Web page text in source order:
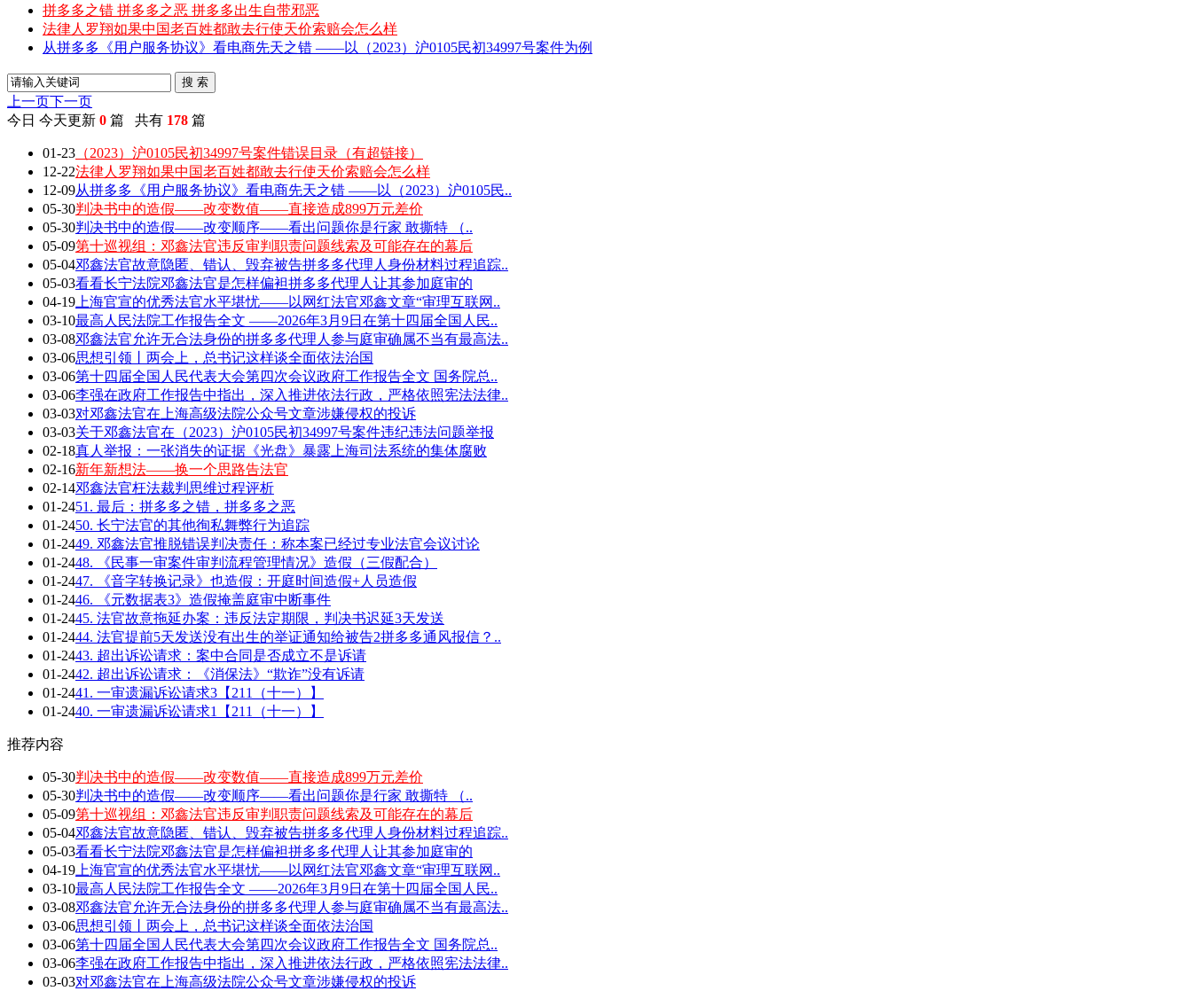
拼多多之错 拼多多之恶 拼多多出生自带邪恶
法律人罗翔如果中国老百姓都敢去行使天价索赔会怎么样
从拼多多《用户服务协议》看电商先天之错 ——以（2023）沪0105民初34997号案件为例
搜 索
上一页下一页
今日 今天更新 0 篇 共有 178 篇
01-23 （2023）沪0105民初34997号案件错误目录（有超链接）
12-22法律人罗翔如果中国老百姓都敢去行使天价索赔会怎么样
12-09从拼多多《用户服务协议》看电商先天之错 ——以（2023）沪0105民..
05-30判决书中的造假——改变数值——直接造成899万元差价
05-30判决书中的造假——改变顺序——看出问题你是行家 敢撕特 （..
05-09第十巡视组：邓鑫法官违反审判职责问题线索及可能存在的幕后
05-04邓鑫法官故意隐匿、错认、毁弃被告拼多多代理人身份材料过程追踪..
05-03看看长宁法院邓鑫法官是怎样偏袒拼多多代理人让其参加庭审的
04-19 上海官宣的优秀法官水平堪忧——以网红法官邓鑫文章“审理互联网..
03-10最高人民法院工作报告全文 ——2026年3月9日在第十四届全国人民..
03-08邓鑫法官允许无合法身份的拼多多代理人参与庭审确属不当有最高法..
03-06思想引领丨两会上，总书记这样谈全面依法治国
03-06第十四届全国人民代表大会第四次会议政府工作报告全文 国务院总..
03-06李强在政府工作报告中指出，深入推进依法行政，严格依照宪法法律..
03-03对邓鑫法官在上海高级法院公众号文章涉嫌侵权的投诉
03-03关于邓鑫法官在（2023）沪0105民初34997号案件违纪违法问题举报
02-18真人举报：一张消失的证据《光盘》暴露上海司法系统的集体腐败
02-16新年新想法——换一个思路告法官
02-14邓鑫法官枉法裁判思维过程评析
01-2451. 最后：拼多多之错，拼多多之恶
01-2450. 长宁法官的其他徇私舞弊行为追踪
01-2449. 邓鑫法官推脱错误判决责任：称本案已经过专业法官会议讨论
01-2448. 《民事一审案件审判流程管理情况》造假（三假配合）
01-2447. 《音字转换记录》也造假：开庭时间造假+人员造假
01-2446. 《元数据表3》造假掩盖庭审中断事件
01-2445. 法官故意拖延办案：违反法定期限，判决书迟延3天发送
01-2444. 法官提前5天发送没有出生的举证通知给被告2拼多多通风报信？..
01-2443. 超出诉讼请求：案中合同是否成立不是诉请
01-2442. 超出诉讼请求：《消保法》“欺诈”没有诉请
01-2441. 一审遗漏诉讼请求3【211（十一）】
01-2440. 一审遗漏诉讼请求1【211（十一）】
推荐内容
05-30判决书中的造假——改变数值——直接造成899万元差价
05-30判决书中的造假——改变顺序——看出问题你是行家 敢撕特 （..
05-09第十巡视组：邓鑫法官违反审判职责问题线索及可能存在的幕后
05-04邓鑫法官故意隐匿、错认、毁弃被告拼多多代理人身份材料过程追踪..
05-03看看长宁法院邓鑫法官是怎样偏袒拼多多代理人让其参加庭审的
04-19 上海官宣的优秀法官水平堪忧——以网红法官邓鑫文章“审理互联网..
03-10最高人民法院工作报告全文 ——2026年3月9日在第十四届全国人民..
03-08邓鑫法官允许无合法身份的拼多多代理人参与庭审确属不当有最高法..
03-06思想引领丨两会上，总书记这样谈全面依法治国
03-06第十四届全国人民代表大会第四次会议政府工作报告全文 国务院总..
03-06李强在政府工作报告中指出，深入推进依法行政，严格依照宪法法律..
03-03对邓鑫法官在上海高级法院公众号文章涉嫌侵权的投诉